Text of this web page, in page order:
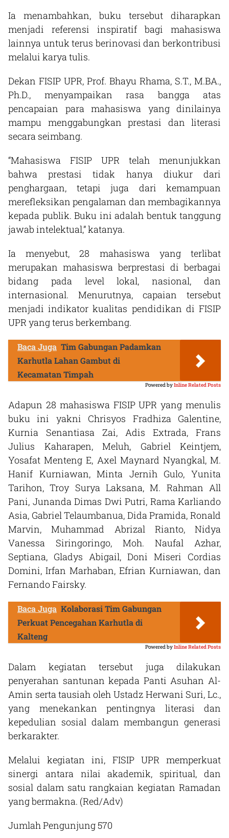
Ia menambahkan, buku tersebut diharapkan
menjadi referensi inspiratif bagi mahasiswa
lainnya untuk terus berinovasi dan berkontribusi
melalui karya tulis.
Dekan FISIP UPR, Prof. Bhayu Rhama, S.T., M.BA.,
Ph.D., menyampaikan rasa bangga atas
pencapaian para mahasiswa yang dinilainya
mampu menggabungkan prestasi dan literasi
secara seimbang.
“Mahasiswa FISIP UPR telah menunjukkan
bahwa prestasi tidak hanya diukur dari
penghargaan, tetapi juga dari kemampuan
merefleksikan pengalaman dan membagikannya
kepada publik. Buku ini adalah bentuk tanggung
jawab intelektual,” katanya.
Ia menyebut, 28 mahasiswa yang terlibat
merupakan mahasiswa berprestasi di berbagai
bidang pada level lokal, nasional, dan
internasional. Menurutnya, capaian tersebut
menjadi indikator kualitas pendidikan di FISIP
UPR yang terus berkembang.
Baca Juga Tim Gabungan Padamkan
Karhutla Lahan Gambut di
Kecamatan Timpah
Powered byInline Related Posts
Adapun 28 mahasiswa FISIP UPR yang menulis
buku ini yakni Chrisyos Fradhiza Galentine,
Kurnia Senantiasa Zai, Adis Extrada, Frans
Julius Kaharapen, Meluh, Gabriel Keintjem,
Yosafat Menteng E, Axel Maynard Nyangkal, M.
Hanif Kurniawan, Minta Jernih Gulo, Yunita
Tarihon, Troy Surya Laksana, M. Rahman All
Pani, Junanda Dimas Dwi Putri, Rama Karliando
Asia, Gabriel Telaumbanua, Dida Pramida, Ronald
Marvin, Muhammad Abrizal Rianto, Nidya
Vanessa Siringoringo, Moh. Naufal Azhar,
Septiana, Gladys Abigail, Doni Miseri Cordias
Domini, Irfan Marhaban, Efrian Kurniawan, dan
Fernando Fairsky.
Baca Juga Kolaborasi Tim Gabungan
Perkuat Pencegahan Karhutla di
Kalteng
Powered byInline Related Posts
Dalam kegiatan tersebut juga dilakukan
penyerahan santunan kepada Panti Asuhan Al-
Amin serta tausiah oleh Ustadz Herwani Suri, Lc.,
yang menekankan pentingnya literasi dan
kepedulian sosial dalam membangun generasi
berkarakter.
Melalui kegiatan ini, FISIP UPR memperkuat
sinergi antara nilai akademik, spiritual, dan
sosial dalam satu rangkaian kegiatan Ramadan
yang bermakna. (Red/Adv)
Jumlah Pengunjung 570